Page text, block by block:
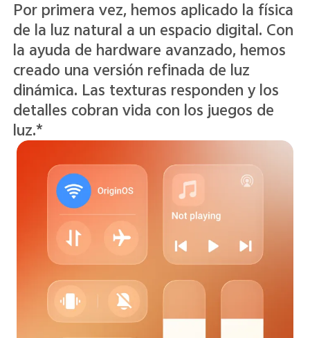
Un nuevo sistema de color translúcido
aporta luz y nitidez a la interfaz,
agregando profundidad a la vez que
mantiene el texto y los iconos nítidos,
claros y fáciles de leer.*